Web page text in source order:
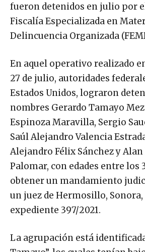
fueron detenidos en julio por
Fiscalía Especializada en
Delincuencia Organizada
En aquel operativo realizado
27 de julio, autoridades
Estados Unidos, lograron
nombres Gerardo Tamayo
Espinoza Maravilla, Sergio
Saúl Alejandro Valencia
Alejandro Félix Sánchez y
Palomar, con edades entre los
obtener un mandamiento
un juez de Hermosillo,
expediente 397/2021.
La agrupación está